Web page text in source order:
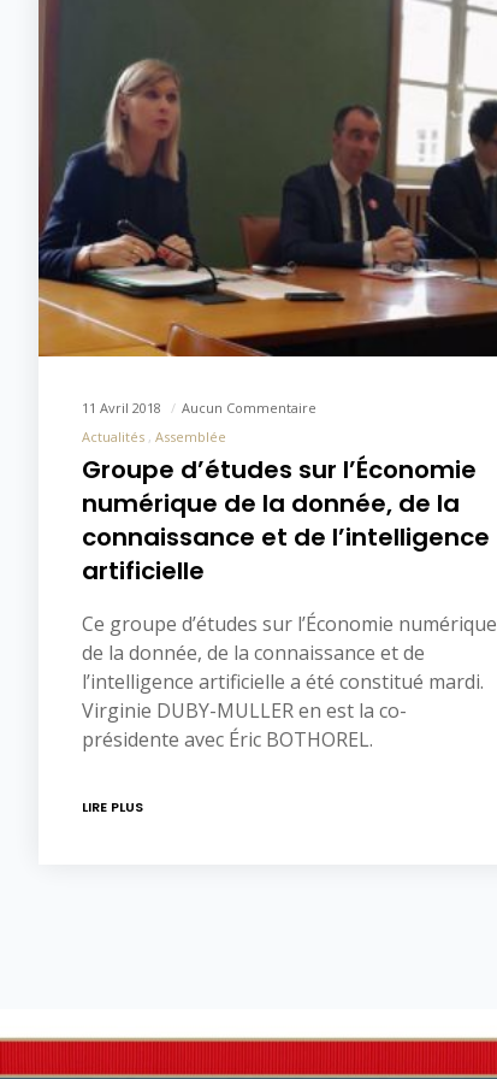
11 Avril 2018
Aucun Commentaire
Actualités Assemblée
Groupe d’études sur l’Économie
numérique de la donnée, de la
connaissance et de l’intelligence
artificielle
Ce groupe d’études sur l’Économie numérique
de la donnée, de la connaissance et de
l’intelligence artificielle a été constitué mardi.
Virginie DUBY-MULLER en est la co-
présidente avec Éric BOTHOREL.
LIRE PLUS